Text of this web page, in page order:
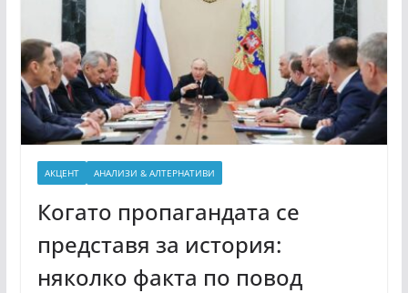
АКЦЕНТ АНАЛИЗИ & АЛТЕРНАТИВИ
Когато пропагандата се
представя за история:
няколко факта по повод